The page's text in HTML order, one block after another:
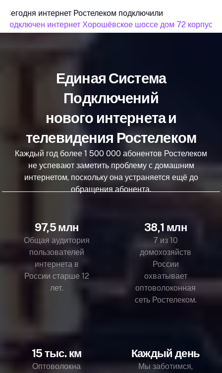
Сегодня интернет Ростелеком подключили
подключен интернет Хорошёвское шоссе дом 72 корпус 3
Единая Система
Подключений
нового интернета и
телевидения Ростелеком
Каждый год более 1 500 000 абонентов Ростелеком
не успевают заметить проблему с домашним
интернетом, поскольку она устраняется ещё до
обращения абонента.
97,5 млн
Общая аудитория
пользователей
интернета в
России старше 12
лет.
38,1 млн
7 из 10
домохозяйств
России
охватывает
оптоволоконная
сеть Ростелеком.
15 тыс. км
Оптоволокна
Каждый день
Мы заботимся,